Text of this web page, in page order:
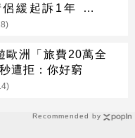
Recommended by
緩起訴1年 須做
歐洲「旅費20萬全
遭拒：你好窮